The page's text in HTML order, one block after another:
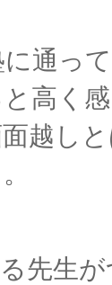
通っ
高く
越し
先生